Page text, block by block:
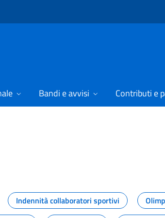
Bandi e avvisi Contributi e
per lo sport
Indennità collaboratori sportivi